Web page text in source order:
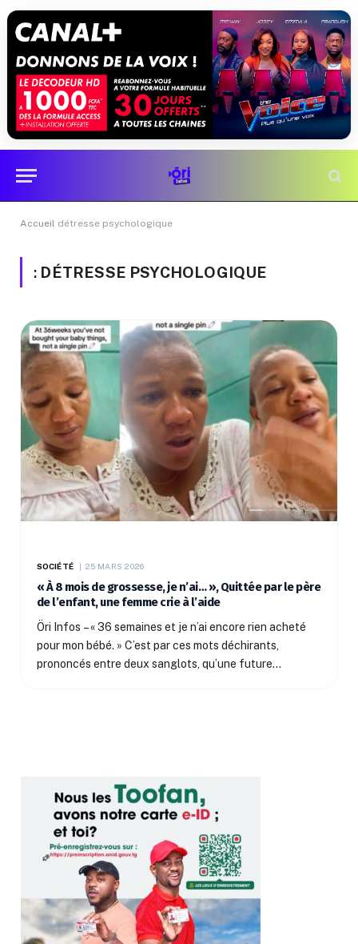
Accueil détresse psychologique
: DÉTRESSE PSYCHOLOGIQUE
SOCIÉTÉ 25 MARS 2026
« À 8 mois de grossesse, je n’ai… », Quittée par le père
de l’enfant, une femme crie à l’aide
Öri Infos – « 36 semaines et je n’ai encore rien acheté
pour mon bébé. » C’est par ces mots déchirants,
prononcés entre deux sanglots, qu’une future…